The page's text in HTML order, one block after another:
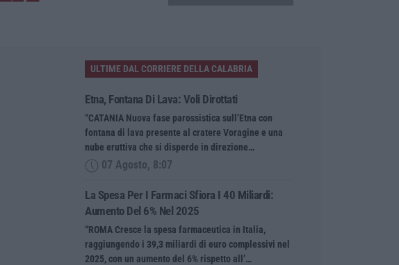
ULTIME DAL CORRIERE DELLA CALABRIA
Etna, Fontana Di Lava: Voli Dirottati
“CATANIA Nuova fase parossistica sull’Etna con
fontana di lava presente al cratere Voragine e una
nube eruttiva che si disperde in direzione…
07 Agosto, 8:07
La Spesa Per I Farmaci Sfiora I 40 Miliardi:
Aumento Del 6% Nel 2025
“ROMA Cresce la spesa farmaceutica in Italia,
raggiungendo i 39,3 miliardi di euro complessivi nel
2025, con un aumento del 6% rispetto all’…